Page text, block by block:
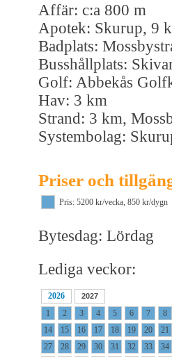
Affär: c:a 800 m
Apotek: Skurup, 9
Badplats:
Busshållplats:
Golf: Abbekås
Hav: 3 km
Strand: 3 km,
Systembolag:
Priser och
Pris: 5200 kr/vecka, 850 kr/dygn
Bytesdag: Lördag
Lediga veckor:
2026 2027
1 2 3 4 5 6 7 8
14
15 16 17 18 19 20 21
27
28 29 30 31 32 33 34